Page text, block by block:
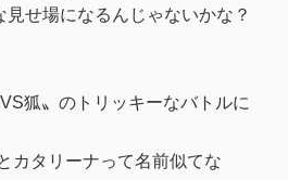
せ場になるんじゃないかな？
狐〟のトリッキーなバトルに
カタリーナって名前似てな